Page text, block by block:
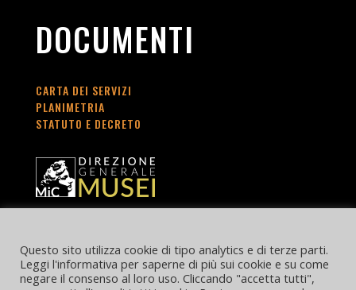
DOCUMENTI
CARTA DEI SERVIZI
PLANIMETRIA
STATUTO E DECRETO
Questo sito utilizza cookie di tipo analytics e di terze parti.
Leggi l'informativa per saperne di più sui cookie e su come
negare il consenso al loro uso. Cliccando "accetta tutti",